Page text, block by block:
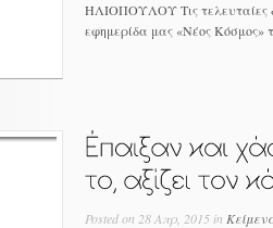
ΗΛΙΟΠΟΥΛΟΥ Τις τελευταίες
εφημερίδα μας «Νέος Κόσμος»
Posted on 28 Απρ, 2015 in